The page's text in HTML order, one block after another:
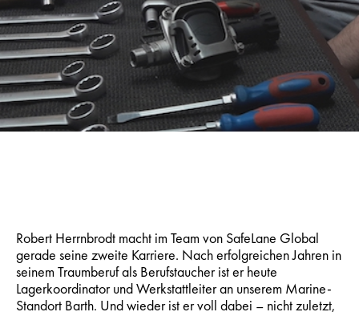
Robert Herrnbrodt macht im Team von SafeLane Global
gerade seine zweite Karriere. Nach erfolgreichen Jahren in
seinem Traumberuf als Berufstaucher ist er heute
Lagerkoordinator und Werkstattleiter an unserem Marine-
Standort Barth. Und wieder ist er voll dabei – nicht zuletzt,